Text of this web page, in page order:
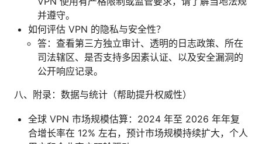
并遵守。
如何评估 VPN 的隐私与安全性？
答：查看第三方独立审计、透明的日志政策、所在
司法辖区、是否支持多因素认证、以及安全漏洞的
公开响应记录。
八、附录：数据与统计（帮助提升权威性）
全球 VPN 市场规模估算：2024 年至 2026 年年复
合增长率在 12% 左右，预计市场规模持续扩大，个人